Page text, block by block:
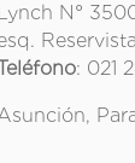
Lynch N°
: 021